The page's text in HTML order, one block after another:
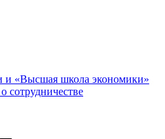
и «Высшая школа экономики»
сотрудничестве